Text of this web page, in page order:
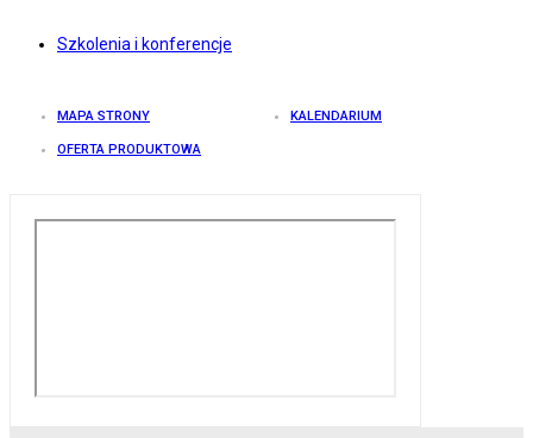
Szkolenia i konferencje
MAPA STRONY KALENDARIUM
OFERTA PRODUKTOWA